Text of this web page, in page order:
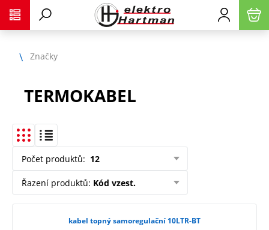
Značky
TERMOKABEL
Počet produktů: 12
Řazení produktů: Kód vzest.
kabel topný samoregulační 10LTR-BT